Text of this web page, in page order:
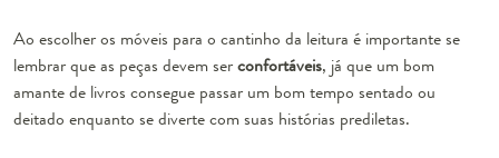
Ao escolher os móveis para o cantinho da leitura é importante se
lembrar que as peças devem serconfortáveis, já que um bom
amante de livros consegue passar um bom tempo sentado ou
deitado enquanto se diverte com suas histórias prediletas.